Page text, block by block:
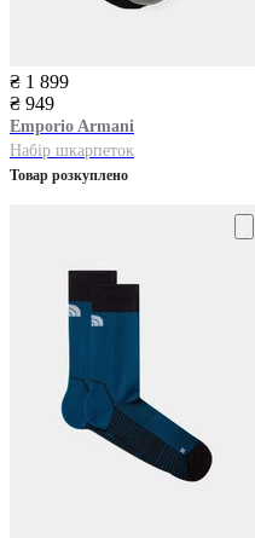
₴ 1 899
₴ 949
Emporio Armani
Набір шкарпеток
Товар розкуплено